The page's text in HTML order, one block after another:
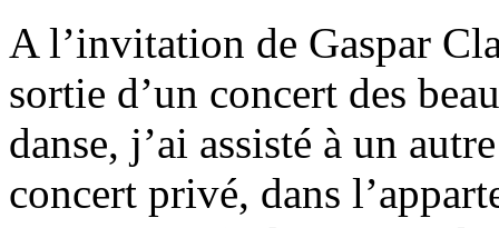
A l’invitation de Gaspar
sortie d’un concert des
danse, j’ai assisté à un
concert privé, dans